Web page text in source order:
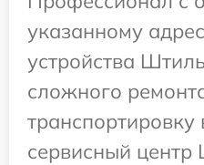
указанному
устройства
сложного
сервисный центр